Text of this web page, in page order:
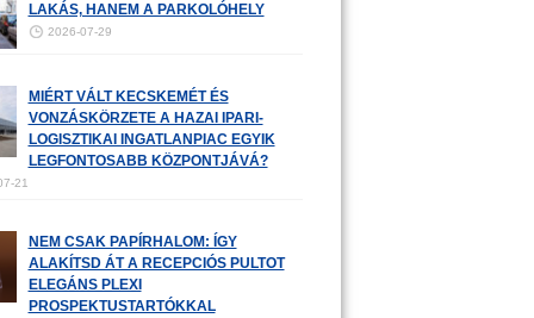
LAKÁS, HANEM A PARKOLÓHELY
2026-07-29
MIÉRT VÁLT KECSKEMÉT ÉS
VONZÁSKÖRZETE A HAZAI IPARI-
LOGISZTIKAI INGATLANPIAC EGYIK
LEGFONTOSABB KÖZPONTJÁVÁ?
21
NEM CSAK PAPÍRHALOM: ÍGY
ALAKÍTSD ÁT A RECEPCIÓS PULTOT
ELEGÁNS PLEXI
PROSPEKTUSTARTÓKKAL